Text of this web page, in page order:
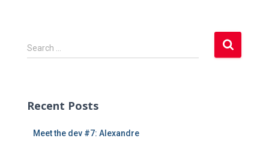
S
e
h
Search …
Recent Posts
Meet the dev #7: Alexandre